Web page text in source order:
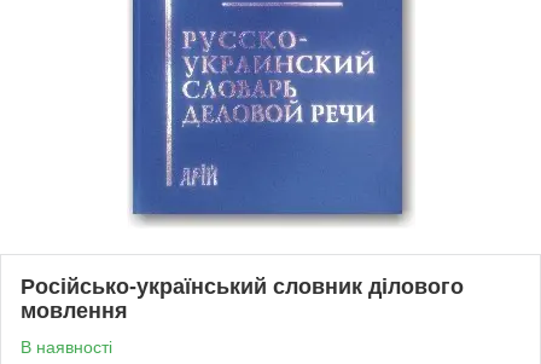
Російсько-український словник ділового
мовлення
В наявності